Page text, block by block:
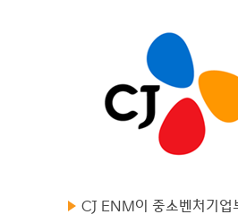
CJ ENM이 중소벤처기업